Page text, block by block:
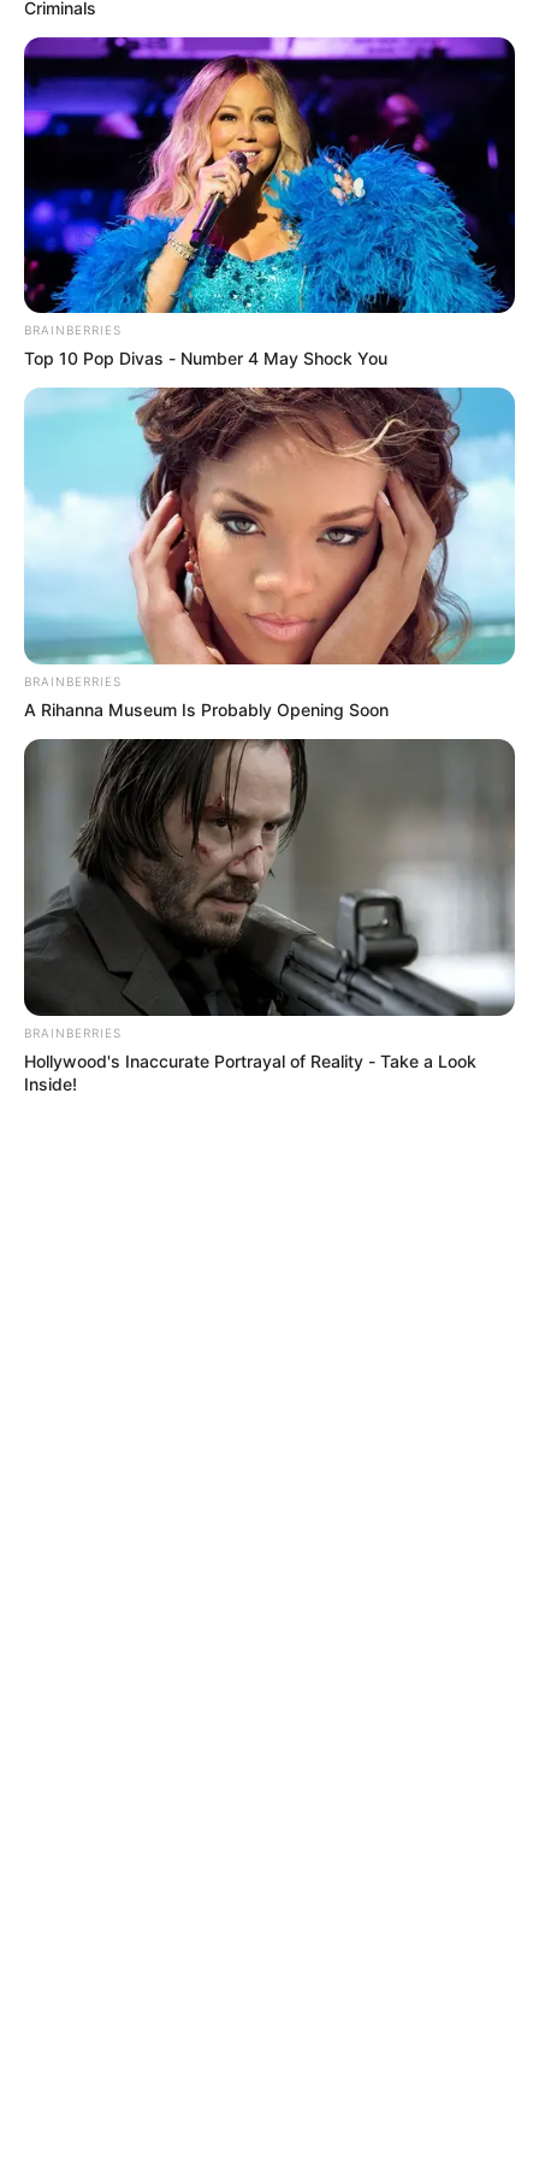
ALERTA BOGOTÁ EN GOOGLE NEWS
TEMAS RELACIONADOS
ANDES - ANTIOQUIA
ATAQUE
SICARIOS ANTIOQUEÑOS
NOTICIAS ANTIOQUIA
CRIMEN
ASESINATO
ALERTA PAISA
NOTICIAS MEDELLÍN
POLICÍA ANTIOQUIA
MANTÉNGASE EN ALERTA
Tenemos todas las noticias que le
interesan. Para estar bien informado, por
favor, active las notificaciones de Alerta.
ACTIVAR AHORA
TEMAS DESTACADOS
EMERGENCIAS POR LLUVIAS
METRO DE MEDELLÍN
ELECCIONES PRESIDENCIALES
MARINILLA - ANTIOQUIA
YONDÓ - ANTIOQUIA
Criminals
BRAINBERRIES
Top 10 Pop Divas - Number 4 May Shock You
BRAINBERRIES
A Rihanna Museum Is Probably Opening Soon
BRAINBERRIES
Hollywood's Inaccurate Portrayal of Reality - Take a Look
Inside!